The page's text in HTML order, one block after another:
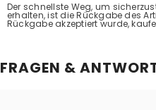
Der schnellste Weg, um
erhalten, ist die Rückgabe des
Rückgabe akzeptiert wurde,
FRAGEN &